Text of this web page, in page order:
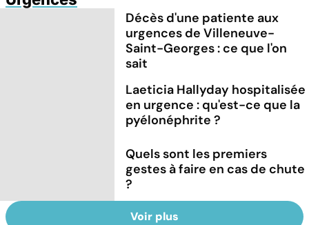
Décès d'une patiente aux
urgences de Villeneuve-
Saint-Georges : ce que l'on
sait
Laeticia Hallyday hospitalisée
en urgence : qu'est-ce que la
pyélonéphrite ?
Quels sont les premiers
gestes à faire en cas de chute
?
Voir plus